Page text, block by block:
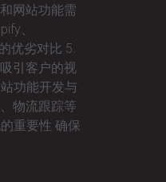
网站功能需
、
优劣对比 5.
引客户的视
功能开发与
物流跟踪等
重要性 确保